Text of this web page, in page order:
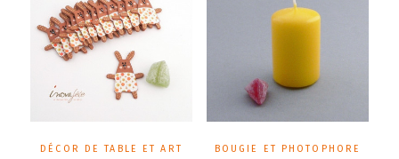
DÉCOR DE TABLE ET ART
BOUGIE ET PHOTOPHORE